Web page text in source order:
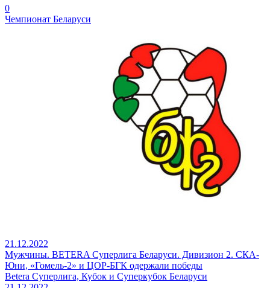
0
Чемпионат Беларуси
21.12.2022
Мужчины. BETERA Суперлига Беларуси. Дивизион 2. СКА-
Юни, «Гомель-2» и ЦОР-БГК одержали победы
Betera Суперлига, Кубок и Суперкубок Беларуси